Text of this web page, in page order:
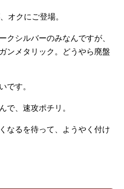
オクにご登場。
クシルバーのみなんですが、
ンメタリック。どうやら廃盤
です。
で、速攻ポチリ。
なるを待って、ようやく付け